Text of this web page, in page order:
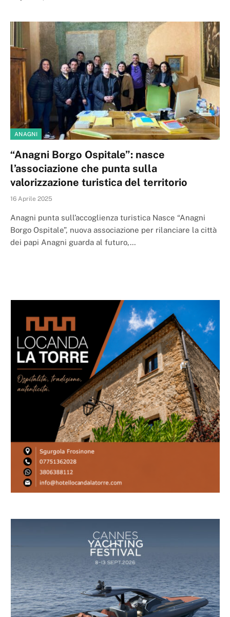
ANAGNI
“Anagni Borgo Ospitale”: nasce
l’associazione che punta sulla
valorizzazione turistica del territorio
16 Aprile 2025
Anagni punta sull’accoglienza turistica Nasce “Anagni
Borgo Ospitale”, nuova associazione per rilanciare la città
dei papi Anagni guarda al futuro,…